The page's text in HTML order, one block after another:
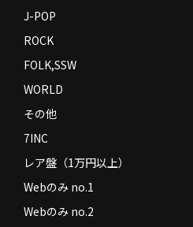
J-POP
ROCK
FOLK,SSW
WORLD
その他
7INC
レア盤（1万円以上）
Webのみ no.1
Webのみ no.2